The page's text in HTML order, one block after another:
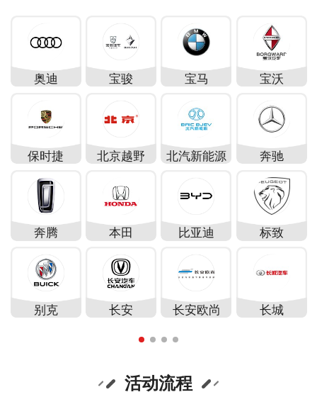
奥迪 宝骏 宝马 宝沃
保时捷 北京越野 北汽新能源 奔驰
奔腾 本田 比亚迪 标致
别克 长安 长安欧尚 长城
活动流程